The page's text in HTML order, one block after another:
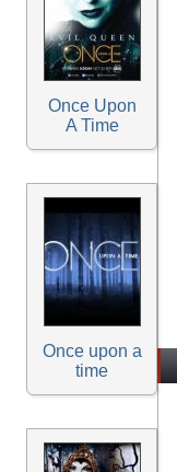
Once Upon
A Time
Once upon a
time